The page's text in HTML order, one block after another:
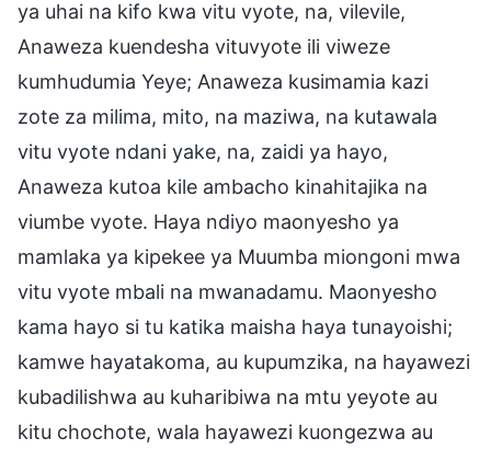
ya uhai na kifo kwa vitu vyote, na, vilevile,
Anaweza kuendesha vituvyote ili viweze
kumhudumia Yeye; Anaweza kusimamia kazi
zote za milima, mito, na maziwa, na kutawala
vitu vyote ndani yake, na, zaidi ya hayo,
Anaweza kutoa kile ambacho kinahitajika na
viumbe vyote. Haya ndiyo maonyesho ya
mamlaka ya kipekee ya Muumba miongoni mwa
vitu vyote mbali na mwanadamu. Maonyesho
kama hayo si tu katika maisha haya tunayoishi;
kamwe hayatakoma, au kupumzika, na hayawezi
kubadilishwa au kuharibiwa na mtu yeyote au
kitu chochote, wala hayawezi kuongezwa au